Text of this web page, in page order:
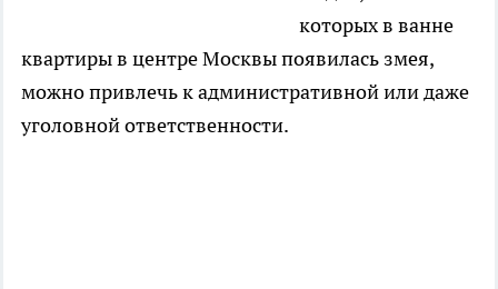
которых в ванне
квартиры в центре Москвы появилась змея,
можно привлечь к административной или даже
уголовной ответственности.